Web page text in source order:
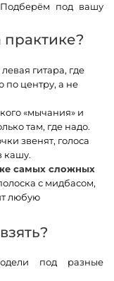
под вашу
практике?
гитара, где
по центру, а не
«мычания» и
там, где надо.
звенят, голоса
кашу.
самых сложных
с мидбасом,
любую
под разные